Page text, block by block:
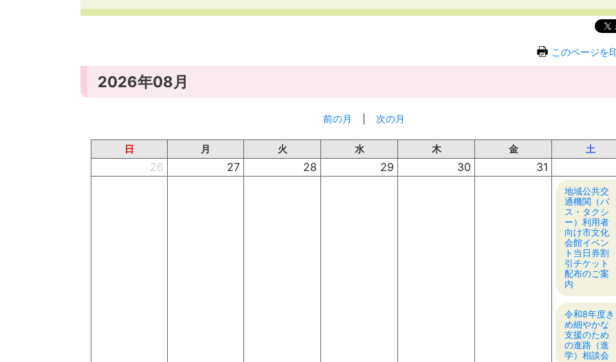
このページを
2026年08月
前の月 次の月
日 月 火 水 木 金 土
26 27 28 29 30 31
地域公共交
通機関（バ
ス・タクシ
ー）利用者
向け市文化
会館イベン
ト当日券割
引チケット
配布のご案
内
令和8年度き
め細やかな
支援のため
の進路（進
学）相談会